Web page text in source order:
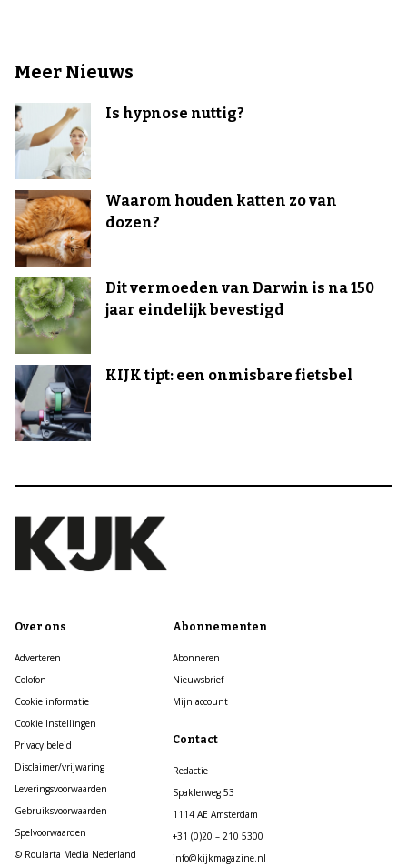
Meer Nieuws
Is hypnose nuttig?
Waarom houden katten zo van
dozen?
Dit vermoeden van Darwin is na 150
jaar eindelijk bevestigd
KIJK tipt: een onmisbare fietsbel
Over ons
Adverteren
Colofon
Cookie informatie
Cookie Instellingen
Privacy beleid
Disclaimer/vrijwaring
Leveringsvoorwaarden
Gebruiksvoorwaarden
Spelvoorwaarden
© Roularta Media Nederland
Abonnementen
Abonneren
Nieuwsbrief
Mijn account
Contact
Redactie
Spaklerweg 53
1114 AE Amsterdam
+31 (0)20 – 210 5300
info@kijkmagazine.nl